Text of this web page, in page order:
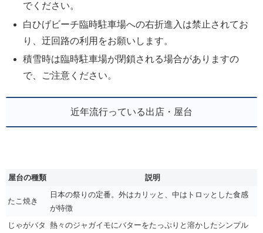
でください。
白ひげビーチ臨時駐車場への右折進入は禁止されてお
り、迂回路の利用をお願いします。
積雪時は臨時駐車場が閉鎖される場合がありますの
で、ご注意ください。
近年流行っている出店・屋台
屋台の種類 説明
たこ焼き
日本の祭りの定番。外はカリッと、中はトロッとした食感
が特徴
じゃがバタ 熱々のジャガイモにバターをたっぷりと溶かしたシンプル